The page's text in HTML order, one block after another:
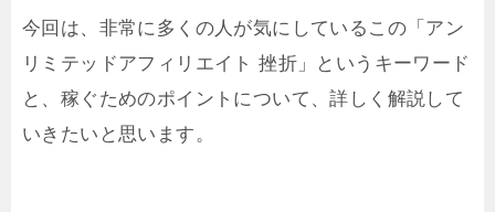
今回は、非常に多くの人が気にしているこの「アン
リミテッドアフィリエイト 挫折」というキーワード
と、稼ぐためのポイントについて、詳しく解説して
いきたいと思います。